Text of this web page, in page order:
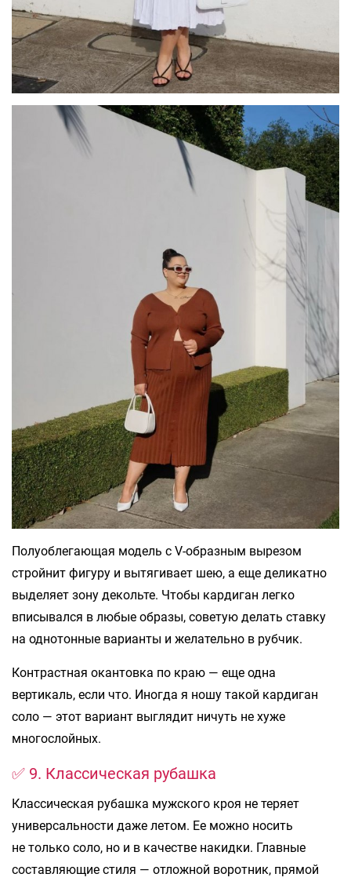
Полуоблегающая модель с V-образным вырезом
стройнит фигуру и вытягивает шею, а еще деликатно
выделяет зону декольте. Чтобы кардиган легко
вписывался в любые образы, советую делать ставку
на однотонные варианты и желательно в рубчик.
Контрастная окантовка по краю — еще одна
вертикаль, если что. Иногда я ношу такой кардиган
соло — этот вариант выглядит ничуть не хуже
многослойных.
✅ 9. Классическая рубашка
Классическая рубашка мужского кроя не теряет
универсальности даже летом. Ее можно носить
не только соло, но и в качестве накидки. Главные
составляющие стиля — отложной воротник, прямой